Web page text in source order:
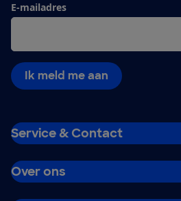
E-mailadres
Ik meld me aan
Service & Contact
Over ons